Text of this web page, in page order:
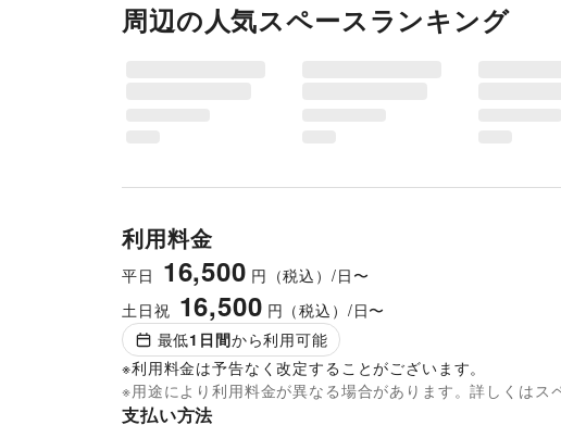
周辺の人気スペースランキング
利用料金
平日 16,500 円（税込）/日〜
土日祝 16,500 円（税込）/日〜
最低1 日間から利用可能
※利用料金は予告なく改定することがございます。
※用途により利用料金が異なる場合があります。詳しくはス
支払い方法